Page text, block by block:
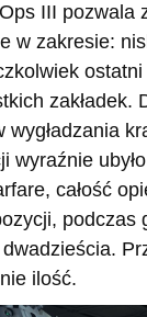
III pozwala
w zakresie:
zakładek.
wygładzania
wyraźnie
całość
podczas
ilość.